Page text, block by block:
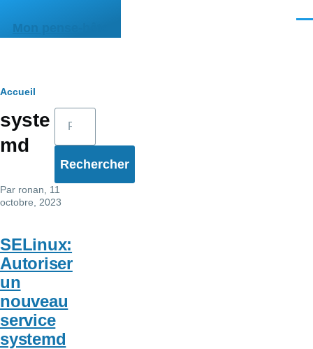
Mon pense-bête
Fil
d'Ariane
Accueil
syste
md
Par ronan , 11
octobre, 2023
SELinux:
Autoriser
un
nouveau
service
systemd